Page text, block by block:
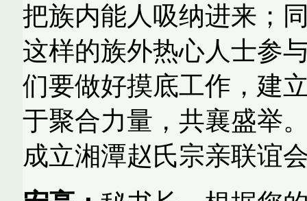
把族内能人吸纳进来；
这样的族外热心人士参
们要做好摸底工作，建
于聚合力量，共襄盛举
成立湘潭赵氏宗亲联谊